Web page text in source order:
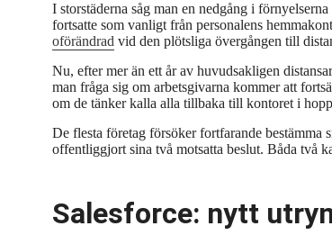
I storstäderna såg man en nedgång i
fortsatte som vanligt från personalens
oförändrad vid den plötsliga övergången till
Nu, efter mer än ett år av huvudsakligen
man fråga sig om arbetsgivarna kommer att
om de tänker kalla alla tillbaka till kontoret i
De flesta företag försöker fortfarande bestämma
offentliggjort sina två motsatta beslut. Båda två
Salesforce: nytt